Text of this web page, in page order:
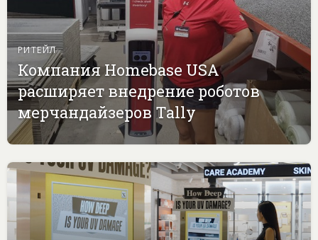
РИТЕЙЛ
Компания Homebase USA
расширяет внедрение роботов
мерчандайзеров Tally